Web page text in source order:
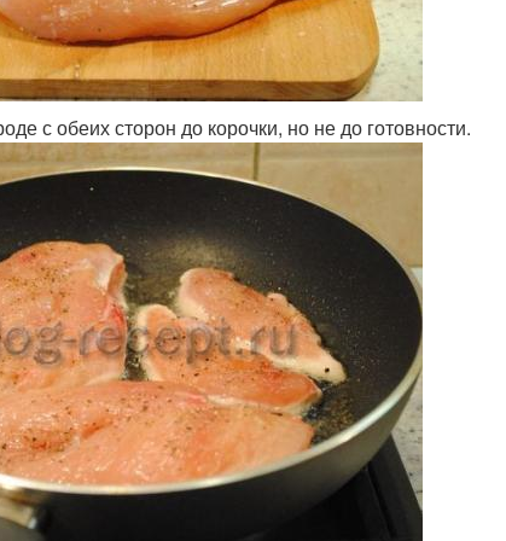
с обеих сторон до корочки, но не до готовности.